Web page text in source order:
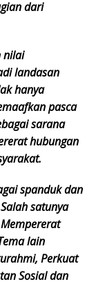
dari
nilai
landasan
hanya
pasca
sarana
hubungan
spanduk dan
satunya
lain
Perkuat
Sosial dan